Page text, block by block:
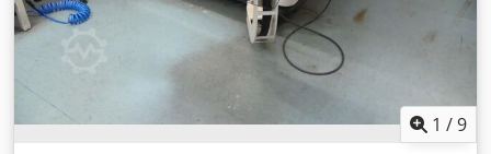
MACHINEGEGEVENS CNC-besturing: PC-
multiprocessorbesturing Nauwkeurigheid en oppervlak
Oppervlakte-ruwheid Ra: min. 0,22 µm Meetresolutie: 0,05
µm UITRUSTING Windows XP Touchscreen
1 /9